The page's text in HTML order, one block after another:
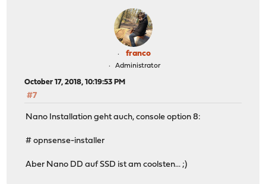
franco
Administrator
October 17, 2018, 10:19:53 PM
#7
Nano Installation geht auch, console option 8:
# opnsense-installer
Aber Nano DD auf SSD ist am coolsten... ;)